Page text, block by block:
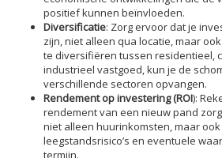
positief kunnen beïnvloeden.
Diversificatie: Zorg ervoor dat je
zijn, niet alleen qua locatie, maar
te diversifiëren tussen residentieel,
industrieel vastgoed, kun je de
verschillende sectoren opvangen.
Rendement op investering (ROI):
rendement van een nieuw pand
niet alleen huurinkomsten, maar
leegstandsrisico’s en eventuele
termijn.